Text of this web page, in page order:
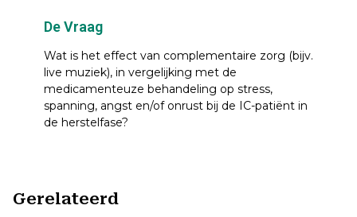
De Vraag
Wat is het effect van complementaire zorg (bijv.
live muziek), in vergelijking met de
medicamenteuze behandeling op stress,
spanning, angst en/of onrust bij de IC-patiënt in
de herstelfase?
Gerelateerd